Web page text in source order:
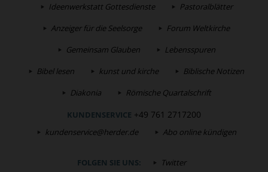
Ideenwerkstatt Gottesdienste
Pastoralblätter
Anzeiger für die Seelsorge
Forum Weltkirche
Gemeinsam Glauben
Lebensspuren
Bibel lesen
kunst und kirche
Biblische Notizen
Diakonia
Römische Quartalschrift
KUNDENSERVICE +49 761 2717200
kundenservice@herder.de Abo online kündigen
FOLGEN SIE UNS: Twitter